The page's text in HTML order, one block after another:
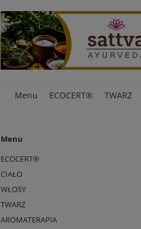
Menu ECOCERT® TWARZ
Menu
ECOCERT®
CIAŁO
WŁOSY
TWARZ
AROMATERAPIA